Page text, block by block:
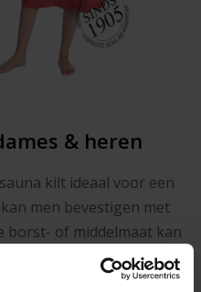
& heren
kilt ideaal voor een
men bevestigen met
borst- of middelmaat kan
zit een soepel
goed afsluit rondom